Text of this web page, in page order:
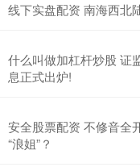
线下实盘配资 南海西北
什么叫做加杠杆炒股 证
息正式出炉!
安全股票配资 不修音全
“浪姐”？